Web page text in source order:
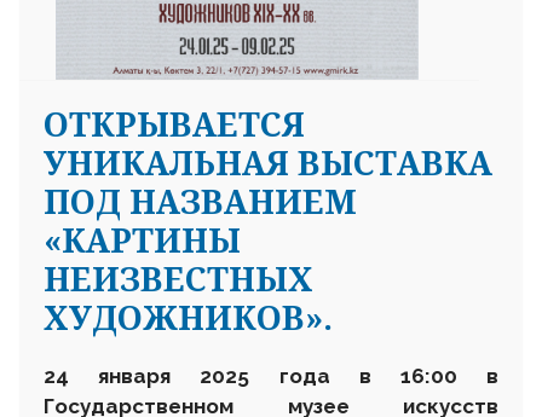
ОТКРЫВАЕТСЯ
УНИКАЛЬНАЯ ВЫСТАВКА
ПОД НАЗВАНИЕМ
«КАРТИНЫ
НЕИЗВЕСТНЫХ
ХУДОЖНИКОВ».
24 января 2025 года в 16:00 в
Государственном музее искусств